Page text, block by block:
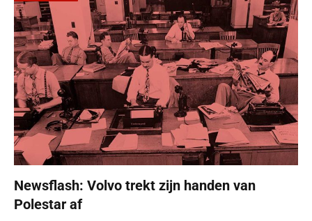
Newsflash: Volvo trekt zijn handen van
Polestar af